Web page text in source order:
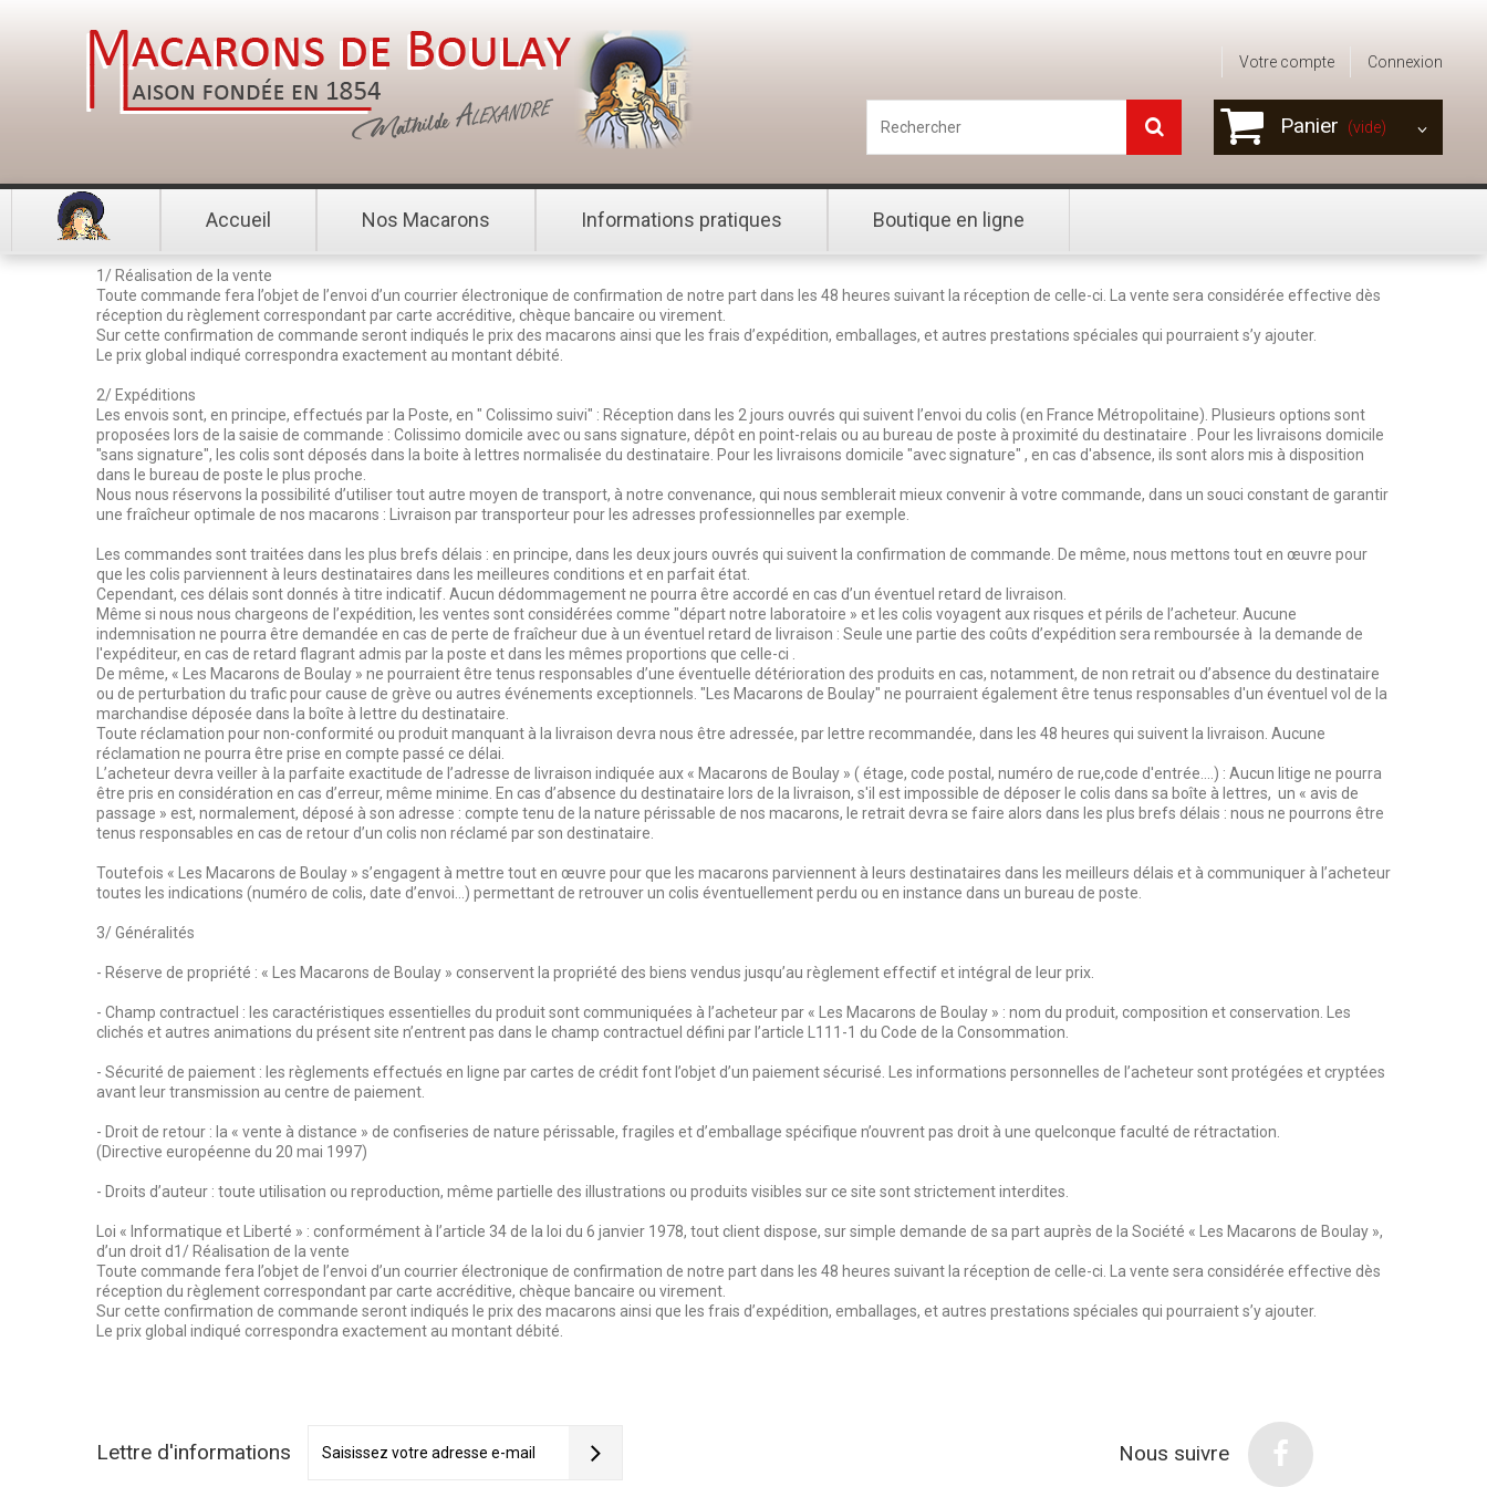
Connexion
Votre compte
Panier (vide)
Accueil Nos Macarons Informations pratiques Boutique en ligne
1/ Réalisation de la vente
Toute commande fera l’objet de l’envoi d’un courrier électronique de confirmation de notre part dans les 48 heures suivant la réception de celle-ci. La vente sera considérée effective dès
réception du règlement correspondant par carte accréditive, chèque bancaire ou virement.
Sur cette confirmation de commande seront indiqués le prix des macarons ainsi que les frais d’expédition, emballages, et autres prestations spéciales qui pourraient s’y ajouter.
Le prix global indiqué correspondra exactement au montant débité.
2/ Expéditions
Les envois sont, en principe, effectués par la Poste, en " Colissimo suivi" : Réception dans les 2 jours ouvrés qui suivent l’envoi du colis (en France Métropolitaine). Plusieurs options sont
proposées lors de la saisie de commande : Colissimo domicile avec ou sans signature, dépôt en point-relais ou au bureau de poste à proximité du destinataire . Pour les livraisons domicile
"sans signature", les colis sont déposés dans la boite à lettres normalisée du destinataire. Pour les livraisons domicile "avec signature" , en cas d'absence, ils sont alors mis à disposition
dans le bureau de poste le plus proche.
Nous nous réservons la possibilité d’utiliser tout autre moyen de transport, à notre convenance, qui nous semblerait mieux convenir à votre commande, dans un souci constant de garantir
une fraîcheur optimale de nos macarons : Livraison par transporteur pour les adresses professionnelles par exemple.
Les commandes sont traitées dans les plus brefs délais : en principe, dans les deux jours ouvrés qui suivent la confirmation de commande. De même, nous mettons tout en œuvre pour
que les colis parviennent à leurs destinataires dans les meilleures conditions et en parfait état.
Cependant, ces délais sont donnés à titre indicatif. Aucun dédommagement ne pourra être accordé en cas d’un éventuel retard de livraison.
Même si nous nous chargeons de l’expédition, les ventes sont considérées comme "départ notre laboratoire » et les colis voyagent aux risques et périls de l’acheteur. Aucune
indemnisation ne pourra être demandée en cas de perte de fraîcheur due à un éventuel retard de livraison : Seule une partie des coûts d’expédition sera remboursée à la demande de
l'expéditeur, en cas de retard flagrant admis par la poste et dans les mêmes proportions que celle-ci .
De même, « Les Macarons de Boulay » ne pourraient être tenus responsables d’une éventuelle détérioration des produits en cas, notamment, de non retrait ou d’absence du destinataire
ou de perturbation du trafic pour cause de grève ou autres événements exceptionnels. "Les Macarons de Boulay" ne pourraient également être tenus responsables d'un éventuel vol de la
marchandise déposée dans la boîte à lettre du destinataire.
Toute réclamation pour non-conformité ou produit manquant à la livraison devra nous être adressée, par lettre recommandée, dans les 48 heures qui suivent la livraison. Aucune
réclamation ne pourra être prise en compte passé ce délai.
L’acheteur devra veiller à la parfaite exactitude de l’adresse de livraison indiquée aux « Macarons de Boulay » ( étage, code postal, numéro de rue,code d'entrée….) : Aucun litige ne pourra
être pris en considération en cas d’erreur, même minime. En cas d’absence du destinataire lors de la livraison, s'il est impossible de déposer le colis dans sa boîte à lettres, un « avis de
passage » est, normalement, déposé à son adresse : compte tenu de la nature périssable de nos macarons, le retrait devra se faire alors dans les plus brefs délais : nous ne pourrons être
tenus responsables en cas de retour d’un colis non réclamé par son destinataire.
Toutefois « Les Macarons de Boulay » s’engagent à mettre tout en œuvre pour que les macarons parviennent à leurs destinataires dans les meilleurs délais et à communiquer à l’acheteur
toutes les indications (numéro de colis, date d’envoi…) permettant de retrouver un colis éventuellement perdu ou en instance dans un bureau de poste.
3/ Généralités
- Réserve de propriété : « Les Macarons de Boulay » conservent la propriété des biens vendus jusqu’au règlement effectif et intégral de leur prix.
- Champ contractuel : les caractéristiques essentielles du produit sont communiquées à l’acheteur par « Les Macarons de Boulay » : nom du produit, composition et conservation. Les
clichés et autres animations du présent site n’entrent pas dans le champ contractuel défini par l’article L111-1 du Code de la Consommation.
- Sécurité de paiement : les règlements effectués en ligne par cartes de crédit font l’objet d’un paiement sécurisé. Les informations personnelles de l’acheteur sont protégées et cryptées
avant leur transmission au centre de paiement.
- Droit de retour : la « vente à distance » de confiseries de nature périssable, fragiles et d’emballage spécifique n’ouvrent pas droit à une quelconque faculté de rétractation.
(Directive européenne du 20 mai 1997)
- Droits d’auteur : toute utilisation ou reproduction, même partielle des illustrations ou produits visibles sur ce site sont strictement interdites.
Loi « Informatique et Liberté » : conformément à l’article 34 de la loi du 6 janvier 1978, tout client dispose, sur simple demande de sa part auprès de la Société « Les Macarons de Boulay »,
d’un droit d1/ Réalisation de la vente
Toute commande fera l’objet de l’envoi d’un courrier électronique de confirmation de notre part dans les 48 heures suivant la réception de celle-ci. La vente sera considérée effective dès
réception du règlement correspondant par carte accréditive, chèque bancaire ou virement.
Sur cette confirmation de commande seront indiqués le prix des macarons ainsi que les frais d’expédition, emballages, et autres prestations spéciales qui pourraient s’y ajouter.
Le prix global indiqué correspondra exactement au montant débité.
Lettre d'informations Nous suivre